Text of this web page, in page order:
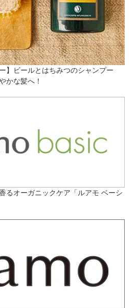
】ビールとはちみつのシャンプー
かな髪へ！
るオーガニックケア「ルアモ ベーシ